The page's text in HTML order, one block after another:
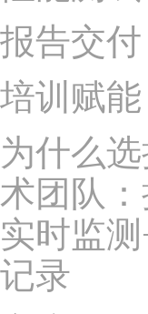
报告交
培训赋
为什么
术团队
实时监
记录